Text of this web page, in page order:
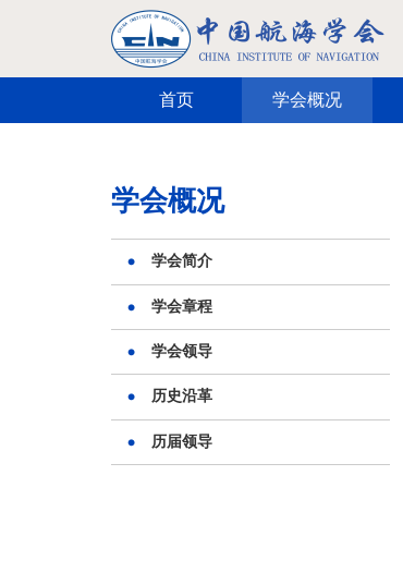
首页 学会概况
学会概况
学会简介
学会章程
学会领导
历史沿革
历届领导